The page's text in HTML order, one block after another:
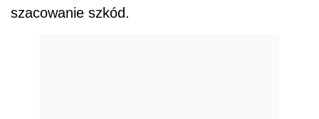
szacowanie szkód.